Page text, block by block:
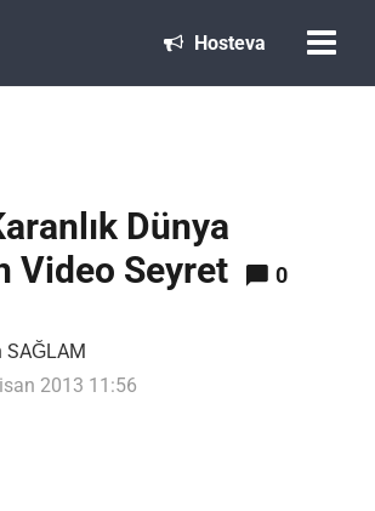
Hosteva
Dünya
Video Seyret
0
SAĞLAM
2013 11:56